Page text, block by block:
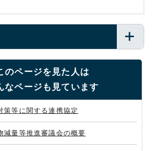
のページを見た人は
なページも見ています
策等に関する連携協定
減量等推進審議会の概要